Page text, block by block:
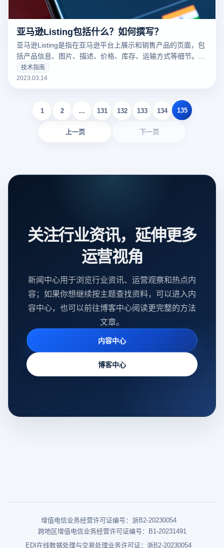
亚马逊Listing包括什么？如何撰写？
亚马逊Listing是指在亚马逊平台上展示和销售产品的页面，包
括产品信息、图片、描述、价格、库存、运输方式等细节。一
个好的亚马逊Listing可以吸引更多的潜在买家，增加销量。以
下云登录指纹浏览器关于亚马逊Listing包括什么？如何撰写？
技术指南
2023.03.14
上一页
1 2 ... 131 132 133 134 135
下一页
关注行业资讯，延伸更多
运营视角
新闻中心用于浏览行业资讯、运营观察和热点内
容；如果你想继续按主题查找资料，可以进入内
容中心，也可以前往博客中心阅读更完整的方法
文章。
内容中心
博客中心
增值电信业务经营许可证编号：浙B2-20230054
跨地区增值电信业务经营许可证编号：B1-20231491
EDI在线数据处理与交易处理业务许可证：浙B2-20230054